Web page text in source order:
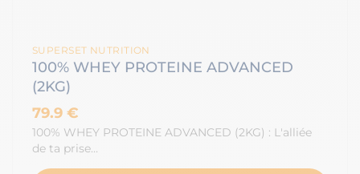
SUPERSET NUTRITION
100% WHEY PROTEINE ADVANCED
(2KG)
79.9 €
100% WHEY PROTEINE ADVANCED (2KG) : L'alliée
de ta prise…